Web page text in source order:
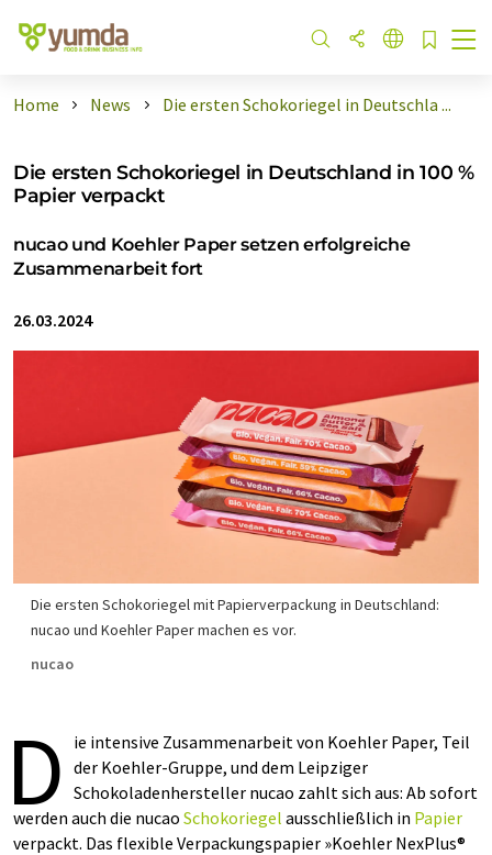
Home News Die ersten Schokoriegel in Deutschla ...
Die ersten Schokoriegel in Deutschland in 100 %
Papier verpackt
nucao und Koehler Paper setzen erfolgreiche
Zusammenarbeit fort
26.03.2024
Die ersten Schokoriegel mit Papierverpackung in Deutschland:
nucao und Koehler Paper machen es vor.
nucao
D
ie intensive Zusammenarbeit von Koehler Paper, Teil
der Koehler-Gruppe, und dem Leipziger
Schokoladenhersteller nucao zahlt sich aus: Ab sofort
werden auch die nucao Schokoriegel ausschließlich in Papier
verpackt. Das flexible Verpackungspapier »Koehler NexPlus®